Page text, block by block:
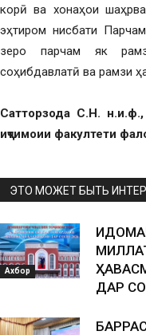
корӣ ва хонаҳои
эҳтиром нисбати
зеро парчам як
соҳибдавлатӣ ва рамзи
Cатторзода С.Н.
иҷтимоии факултети
ЭТО МОЖЕТ БЫТЬ
Ахбор
ДАР